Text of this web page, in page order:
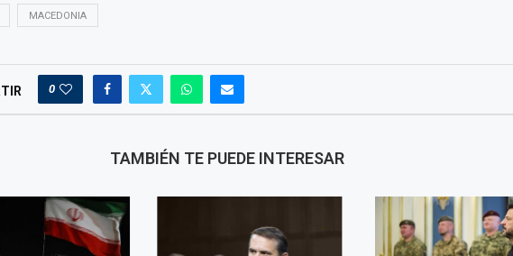
MACEDONIA
0
TAMBIÉN TE PUEDE INTERESAR